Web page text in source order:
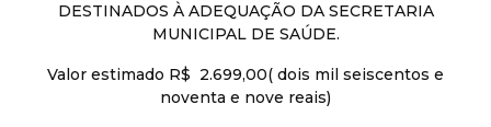
DESTINADOS À ADEQUAÇÃO DA SECRETARIA
MUNICIPAL DE SAÚDE.
Valor estimado R$ 2.699,00( dois mil seiscentos e
noventa e nove reais)